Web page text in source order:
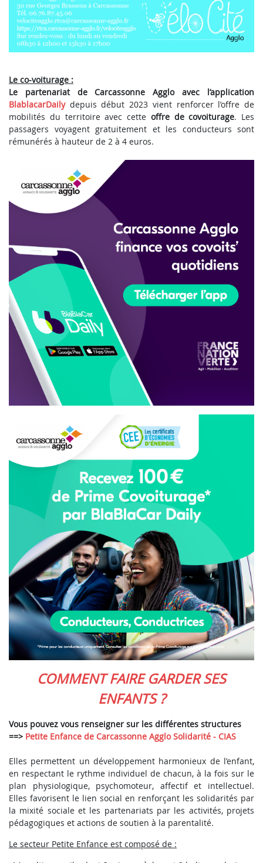
Le co-voiturage :
Le partenariat de Carcassonne Agglo avec l’application
BlablacarDaily depuis début 2023 vient renforcer l’offre de
mobilités du territoire avec cette offre de covoiturage. Les
passagers voyagent gratuitement et les conducteurs sont
rémunérés à hauteur de 2 à 4 euros.
COMMENT FAIRE GARDER SES
ENFANTS ?
Vous pouvez vous renseigner sur les différentes structures
==> Petite Enfance de Carcassonne Agglo Solidarité - CIAS
Elles permettent un développement harmonieux de l’enfant,
en respectant le rythme individuel de chacun, à la fois sur le
plan physiologique, psychomoteur, affectif et intellectuel.
Elles favorisent le lien social en renforçant les solidarités par
la mixité sociale et les partenariats par les activités, projets
pédagogiques et actions de soutien à la parentalité.
Le secteur Petite Enfance est composé de :